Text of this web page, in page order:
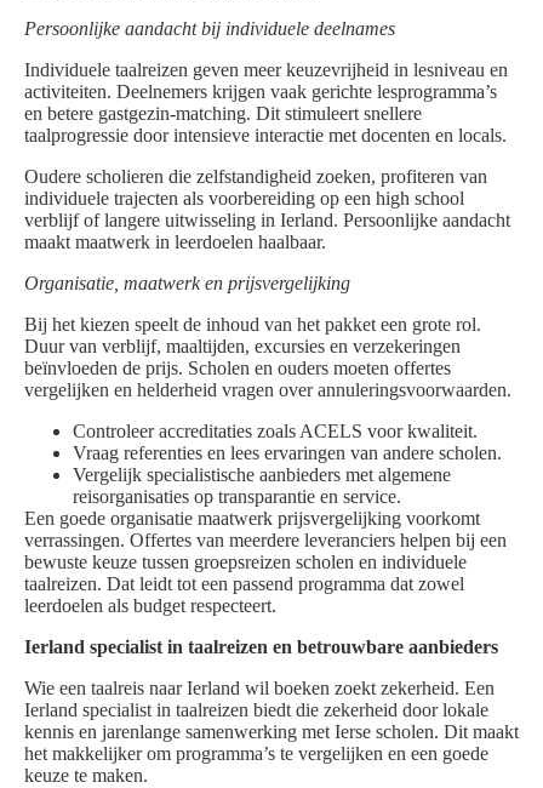
Persoonlijke aandacht bij individuele deelnames
Individuele taalreizen geven meer keuzevrijheid in lesniveau en
activiteiten. Deelnemers krijgen vaak gerichte lesprogramma’s
en betere gastgezin-matching. Dit stimuleert snellere
taalprogressie door intensieve interactie met docenten en locals.
Oudere scholieren die zelfstandigheid zoeken, profiteren van
individuele trajecten als voorbereiding op een high school
verblijf of langere uitwisseling in Ierland. Persoonlijke aandacht
maakt maatwerk in leerdoelen haalbaar.
Organisatie, maatwerk en prijsvergelijking
Bij het kiezen speelt de inhoud van het pakket een grote rol.
Duur van verblijf, maaltijden, excursies en verzekeringen
beïnvloeden de prijs. Scholen en ouders moeten offertes
vergelijken en helderheid vragen over annuleringsvoorwaarden.
Controleer accreditaties zoals ACELS voor kwaliteit.
Vraag referenties en lees ervaringen van andere scholen.
Vergelijk specialistische aanbieders met algemene
reisorganisaties op transparantie en service.
Een goede organisatie maatwerk prijsvergelijking voorkomt
verrassingen. Offertes van meerdere leveranciers helpen bij een
bewuste keuze tussen groepsreizen scholen en individuele
taalreizen. Dat leidt tot een passend programma dat zowel
leerdoelen als budget respecteert.
Ierland specialist in taalreizen en betrouwbare aanbieders
Wie een taalreis naar Ierland wil boeken zoekt zekerheid. Een
Ierland specialist in taalreizen biedt die zekerheid door lokale
kennis en jarenlange samenwerking met Ierse scholen. Dit maakt
het makkelijker om programma’s te vergelijken en een goede
keuze te maken.